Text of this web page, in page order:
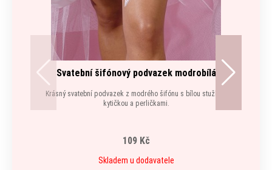
Svatební šifónový podvazek modrobílá
Krásný svatební podvazek z modrého šifónu s bílou stužkou,
kytičkou a perličkami.
109 Kč
Skladem u dodavatele